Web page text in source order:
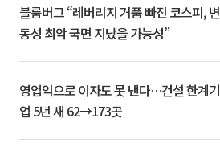
블룸버그 “레버리지 거품 빠진 코스피, 변
동성 최악 국면 지났을 가능성”
영업익으로 이자도 못 낸다…건설 한계기
업 5년 새 62→173곳